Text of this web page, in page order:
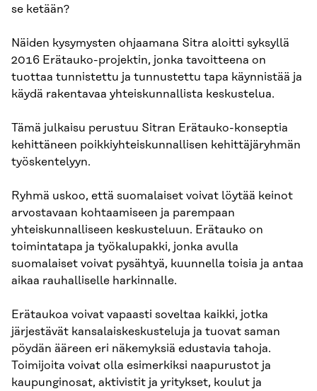
se ketään?
Näiden kysymysten ohjaamana Sitra aloitti syksyllä
2016 Erätauko-projektin, jonka tavoitteena on
tuottaa tunnistettu ja tunnustettu tapa käynnistää ja
käydä rakentavaa yhteiskunnallista keskustelua.
Tämä julkaisu perustuu Sitran Erätauko-konseptia
kehittäneen poikkiyhteiskunnallisen kehittäjäryhmän
työskentelyyn.
Ryhmä uskoo, että suomalaiset voivat löytää keinot
arvostavaan kohtaamiseen ja parempaan
yhteiskunnalliseen keskusteluun. Erätauko on
toimintatapa ja työkalupakki, jonka avulla
suomalaiset voivat pysähtyä, kuunnella toisia ja antaa
aikaa rauhalliselle harkinnalle.
Erätaukoa voivat vapaasti soveltaa kaikki, jotka
järjestävät kansalaiskeskusteluja ja tuovat saman
pöydän ääreen eri näkemyksiä edustavia tahoja.
Toimijoita voivat olla esimerkiksi naapurustot ja
kaupunginosat, aktivistit ja yritykset, koulut ja